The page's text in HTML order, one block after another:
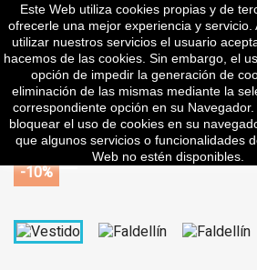

search
-10%
Este Web utiliza cookies propias y de
ofrecerle una mejor experiencia y servicio.
utilizar nuestros servicios el usuario
hacemos de las cookies. Sin embargo, el
opción de impedir la generación de
eliminación de las mismas mediante la
correspondiente opción en su
bloquear el uso de cookies en su
que algunos servicios o funcionalidades
Web no estén disponibles.